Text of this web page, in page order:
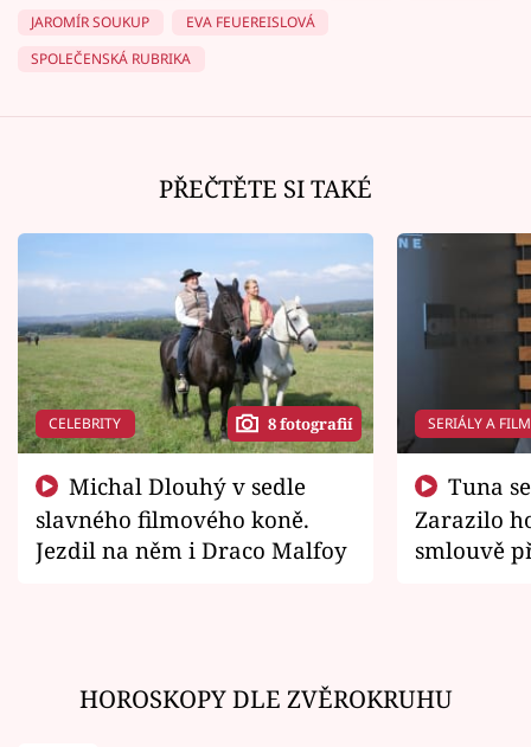
JAROMÍR SOUKUP
EVA FEUEREISLOVÁ
SPOLEČENSKÁ RUBRIKA
PŘEČTĚTE SI TAKÉ
CELEBRITY 8 fotografií
slavného filmového koně.
Jezdil na něm i Draco Malfoy
SERIÁLY A
Zarazilo
smlouvě
HOROSKOPY DLE ZVĚROKRUHU